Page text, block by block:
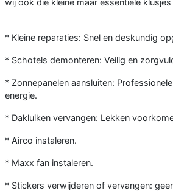
* Kleine reparaties: Snel en deskundig
* Schotels demonteren: Veilig en
* Zonnepanelen aansluiten:
energie.
* Dakluiken vervangen: Lekken
* Airco instaleren.
* Maxx fan instaleren.
* Stickers verwijderen of vervangen: